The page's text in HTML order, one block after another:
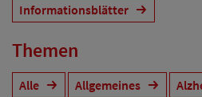
Informationsblätter
Themen
Alle Allgemeines